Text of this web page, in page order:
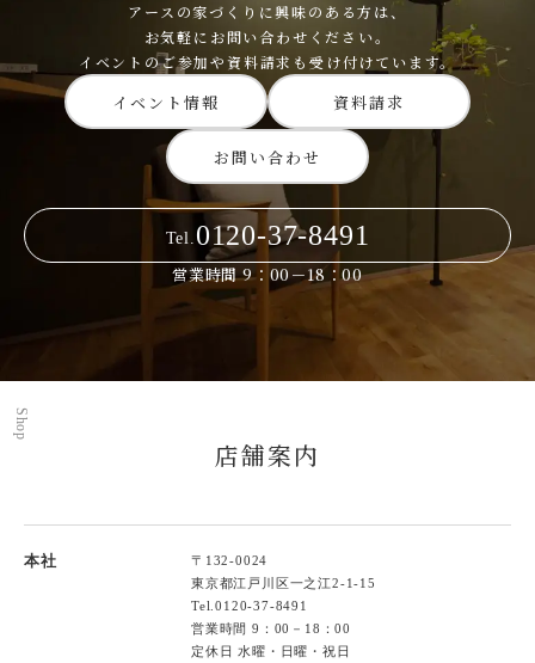
アースの家づくりに興味のある方は、
お気軽にお問い合わせください。
イベントのご参加や資料請求も受け付けています。
イベント情報 資料請求
お問い合わせ
Tel. 0120-37-8491
営業時間 9：00－18：00
Shop
店舗案内
本社
〒132-0024
東京都江戸川区一之江2-1-15
Tel.0120-37-8491
営業時間 9：00－18：00
定休日 水曜・日曜・祝日